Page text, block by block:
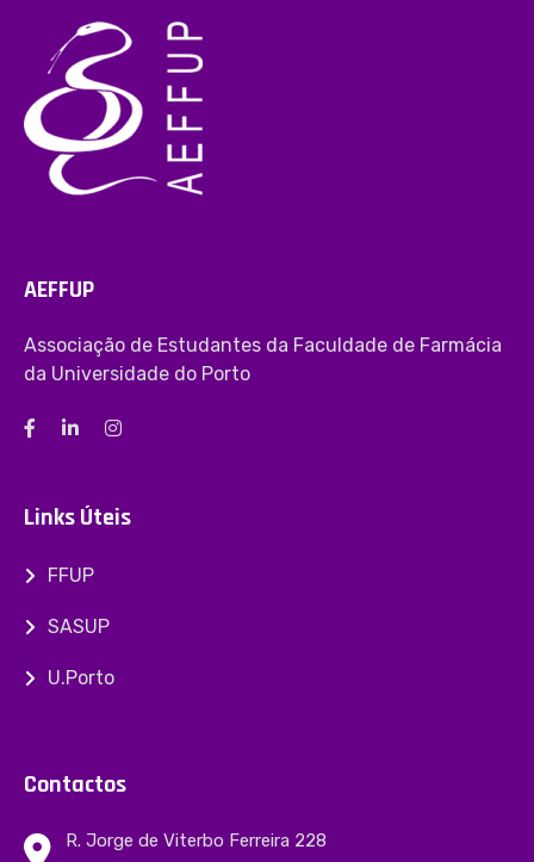
AEFFUP
Associação de Estudantes da Faculdade de Farmácia
da Universidade do Porto
Links Úteis
FFUP
SASUP
U.Porto
Contactos
R. Jorge de Viterbo Ferreira 228